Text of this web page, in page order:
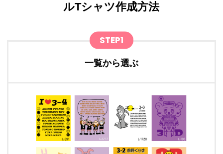
ルTシャツ作成方法
STEP1
一覧から選ぶ